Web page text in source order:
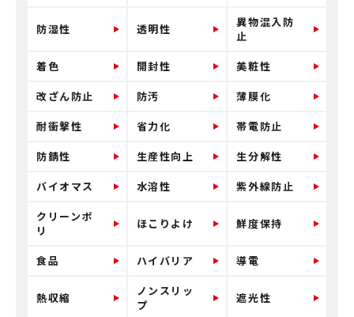
防湿性 透明性
異物混入防
止
着色
開封性
美粧性
改ざん防止
防汚
薄膜化
耐衝撃性
省力化
帯電防止
防錆性
生産性向上
生分解性
バイオマス
水溶性
紫外線防止
クリーンポ
リ
ほこりよけ 鮮度保持
食品 ハイバリア 導電
熱収縮
ノンスリッ
プ
遮光性